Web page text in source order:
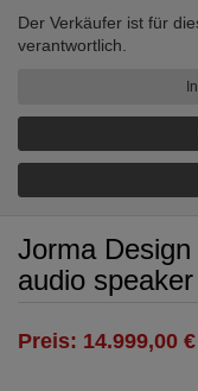
Der Verkäufer ist für
verantwortlich.
Jorma
audio
Preis: 14.999,00